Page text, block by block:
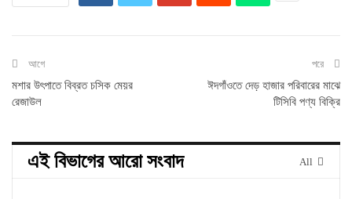
আগে
মশার উৎপাতে বিব্রত চসিক মেয়র
রেজাউল
পরে
ঈদগাঁওতে দেড় হাজার পরিবারের মাঝে
টিসিবি পণ্য বিক্রি
All
এই বিভাগের আরো সংবাদ